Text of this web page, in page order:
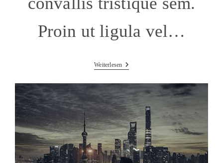
Proin ut ligula vel…
WeiterlesenVestibulum
Quam